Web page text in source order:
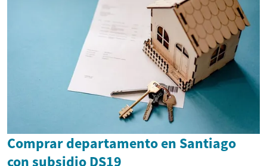
Comprar departamento en Santiago
con subsidio DS19